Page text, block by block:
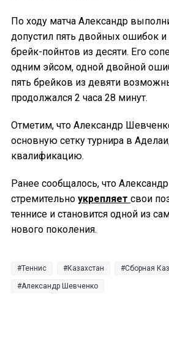
По ходу матча Александр
допустил пять двойных ошибок и
брейк-пойнтов из десяти. Его
одним эйсом, одной двойной
пять брейков из девяти
продолжался 2 часа 28 минут.
Отметим, что Александр
основную сетку турнира в
квалификацию.
Ранее сообщалось, что
стремительно укрепляет свои
теннисе и становится одной из
нового поколения.
Теннис Казахстан Сборная
Александр Шевченко